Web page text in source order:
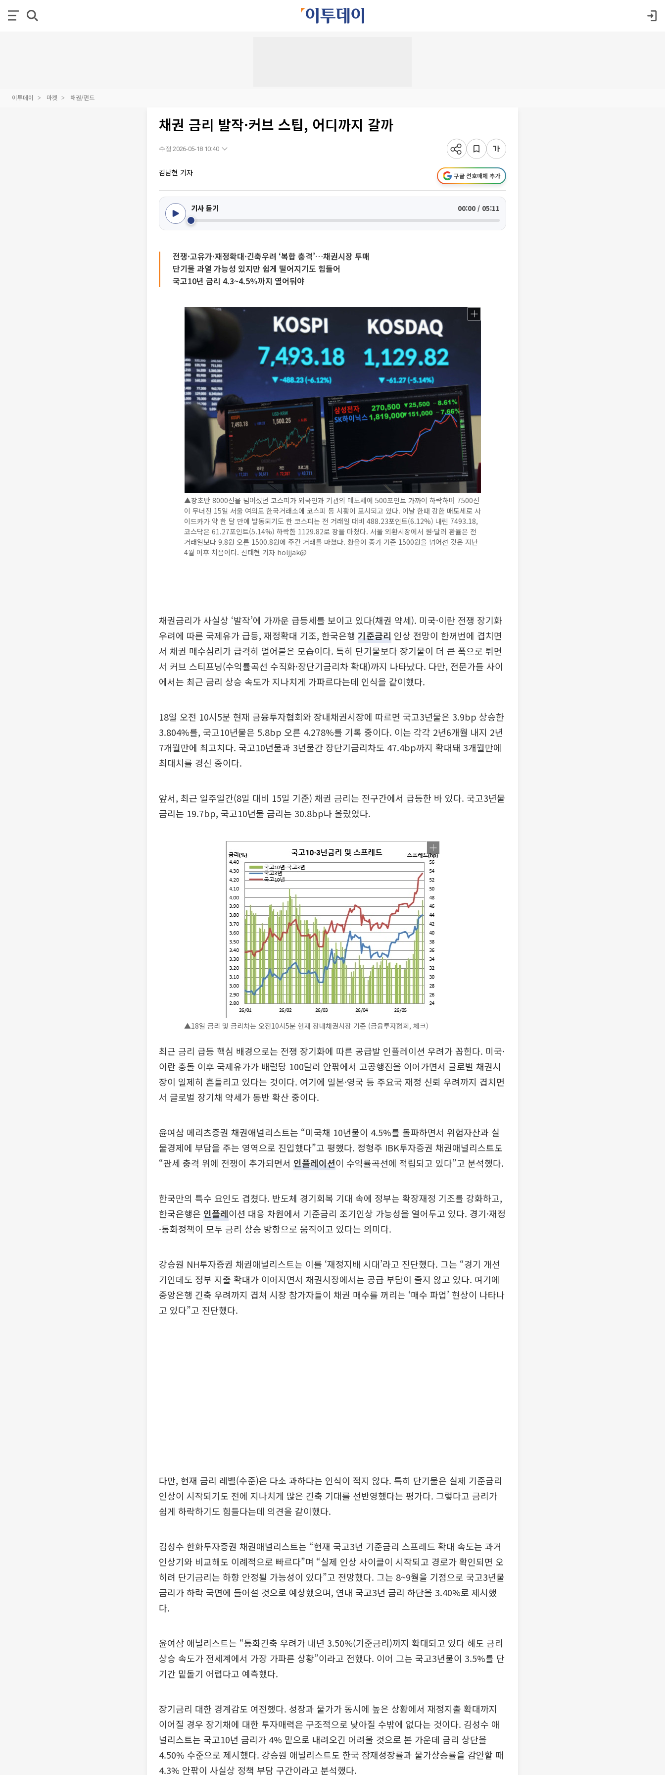
이투데이 마켓 채권/펀드
채권 금리 발작·커브 스팁, 어디까지 갈까
수정 2026-05-18 10:40
김남현 기자 구글 선호매체 추가
기사 듣기 00:00 / 05:11
전쟁·고유가·재정확대·긴축우려 ‘복합 충격’…채권시장 투매
단기물 과열 가능성 있지만 쉽게 떨어지기도 힘들어
국고10년 금리 4.3~4.5%까지 열어둬야
▲장초반 8000선을 넘어섰던 코스피가 외국인과 기관의 매도세에 500포인트 가까이 하락하며 7500선
이 무너진 15일 서울 여의도 한국거래소에 코스피 등 시황이 표시되고 있다. 이날 한때 강한 매도세로 사
이드카가 약 한 달 만에 발동되기도 한 코스피는 전 거래일 대비 488.23포인트(6.12%) 내린 7493.18,
코스닥은 61.27포인트(5.14%) 하락한 1129.82로 장을 마쳤다. 서울 외환시장에서 원·달러 환율은 전
거래일보다 9.8원 오른 1500.8원에 주간 거래를 마쳤다. 환율이 종가 기준 1500원을 넘어선 것은 지난
4월 이후 처음이다. 신태현 기자 holjjak@
채권금리가 사실상 ‘발작’에 가까운 급등세를 보이고 있다(채권 약세). 미국·이란 전쟁 장기화
우려에 따른 국제유가 급등, 재정확대 기조, 한국은행 기준금리 인상 전망이 한꺼번에 겹치면
서 채권 매수심리가 급격히 얼어붙은 모습이다. 특히 단기물보다 장기물이 더 큰 폭으로 튀면
서 커브 스티프닝(수익률곡선 수직화·장단기금리차 확대)까지 나타났다. 다만, 전문가들 사이
에서는 최근 금리 상승 속도가 지나치게 가파르다는데 인식을 같이했다.
18일 오전 10시5분 현재 금융투자협회와 장내채권시장에 따르면 국고3년물은 3.9bp 상승한
3.804%를, 국고10년물은 5.8bp 오른 4.278%를 기록 중이다. 이는 각각 2년6개월 내지 2년
7개월만에 최고치다. 국고10년물과 3년물간 장단기금리차도 47.4bp까지 확대돼 3개월만에
최대치를 경신 중이다.
앞서, 최근 일주일간(8일 대비 15일 기준) 채권 금리는 전구간에서 급등한 바 있다. 국고3년물
금리는 19.7bp, 국고10년물 금리는 30.8bp나 올랐었다.
▲18일 금리 및 금리차는 오전10시5분 현재 장내채권시장 기준 (금융투자협회, 체크)
최근 금리 급등 핵심 배경으로는 전쟁 장기화에 따른 공급발 인플레이션 우려가 꼽힌다. 미국·
이란 충돌 이후 국제유가가 배럴당 100달러 안팎에서 고공행진을 이어가면서 글로벌 채권시
장이 일제히 흔들리고 있다는 것이다. 여기에 일본·영국 등 주요국 재정 신뢰 우려까지 겹치면
서 글로벌 장기채 약세가 동반 확산 중이다.
윤여삼 메리츠증권 채권애널리스트는 “미국채 10년물이 4.5%를 돌파하면서 위험자산과 실
물경제에 부담을 주는 영역으로 진입했다”고 평했다. 정형주 IBK투자증권 채권애널리스트도
“관세 충격 위에 전쟁이 추가되면서 인플레이션이 수익률곡선에 적립되고 있다”고 분석했다.
한국만의 특수 요인도 겹쳤다. 반도체 경기회복 기대 속에 정부는 확장재정 기조를 강화하고,
한국은행은 인플레이션 대응 차원에서 기준금리 조기인상 가능성을 열어두고 있다. 경기·재정
·통화정책이 모두 금리 상승 방향으로 움직이고 있다는 의미다.
강승원 NH투자증권 채권애널리스트는 이를 ‘재정지배 시대’라고 진단했다. 그는 “경기 개선
기인데도 정부 지출 확대가 이어지면서 채권시장에서는 공급 부담이 줄지 않고 있다. 여기에
중앙은행 긴축 우려까지 겹쳐 시장 참가자들이 채권 매수를 꺼리는 ‘매수 파업’ 현상이 나타나
고 있다”고 진단했다.
다만, 현재 금리 레벨(수준)은 다소 과하다는 인식이 적지 않다. 특히 단기물은 실제 기준금리
인상이 시작되기도 전에 지나치게 많은 긴축 기대를 선반영했다는 평가다. 그렇다고 금리가
쉽게 하락하기도 힘들다는데 의견을 같이했다.
김성수 한화투자증권 채권애널리스트는 “현재 국고3년 기준금리 스프레드 확대 속도는 과거
인상기와 비교해도 이례적으로 빠르다”며 “실제 인상 사이클이 시작되고 경로가 확인되면 오
히려 단기금리는 하향 안정될 가능성이 있다”고 전망했다. 그는 8~9월을 기점으로 국고3년물
금리가 하락 국면에 들어설 것으로 예상했으며, 연내 국고3년 금리 하단을 3.40%로 제시했
다.
윤여삼 애널리스트는 “통화긴축 우려가 내년 3.50%(기준금리)까지 확대되고 있다 해도 금리
상승 속도가 전세계에서 가장 가파른 상황”이라고 전했다. 이어 그는 국고3년물이 3.5%를 단
기간 밑돌기 어렵다고 예측했다.
장기금리 대한 경계감도 여전했다. 성장과 물가가 동시에 높은 상황에서 재정지출 확대까지
이어질 경우 장기채에 대한 투자매력은 구조적으로 낮아질 수밖에 없다는 것이다. 김성수 애
널리스트는 국고10년 금리가 4% 밑으로 내려오긴 어려울 것으로 본 가운데 금리 상단을
4.50% 수준으로 제시했다. 강승원 애널리스트도 한국 잠재성장률과 물가상승률을 감안할 때
4.3% 안팎이 사실상 정책 부담 구간이라고 분석했다.